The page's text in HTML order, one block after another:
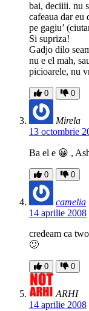
bai, deciiii. nu
cafeaua dar eu
pe gagiu’
Si supriza!
Gadjo dilo
nu e el mah,
picioarele, nu
0 0
Mirela
13 octombrie
Ba el e 😀 ,
0 0
camelia
14 aprilie 2008
credeam ca
🙂
0 0
ARHI
14 aprilie 2008